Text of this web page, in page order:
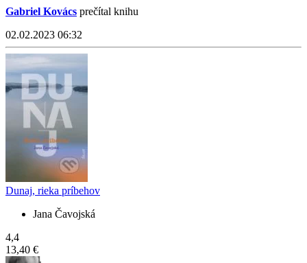
Gabriel Kovács prečítal knihu
02.02.2023 06:32
Dunaj, rieka príbehov
Jana Čavojská
4,4
13,40 €